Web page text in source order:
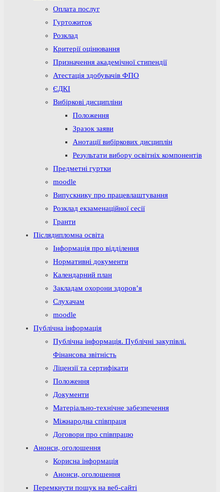
Оплата послуг
Гуртожиток
Розклад
Критерії оцінювання
Призначення академічної стипендії
Атестація здобувачів ФПО
ЄДКІ
Вибіркові дисципліни
Положення
Зразок заяви
Анотації вибіркових дисциплін
Результати вибору освітніх компонентів
Предметні гуртки
moodle
Випускнику про працевлаштування
Розклад екзаменаційної сесії
Гранти
Післядипломна освіта
Інформація про відділення
Нормативні документи
Календарний план
Закладам охорони здоров’я
Слухачам
moodle
Публічна інформація
Публічна інформація. Публічні закупівлі.
Фінансова звітність
Ліцензії та сертифікати
Положення
Документи
Матеріально-технічне забезпечення
Міжнародна співпраця
Договори про співпрацю
Анонси, оголошення
Корисна інформація
Анонси, оголошення
Перемкнути пошук на веб-сайті